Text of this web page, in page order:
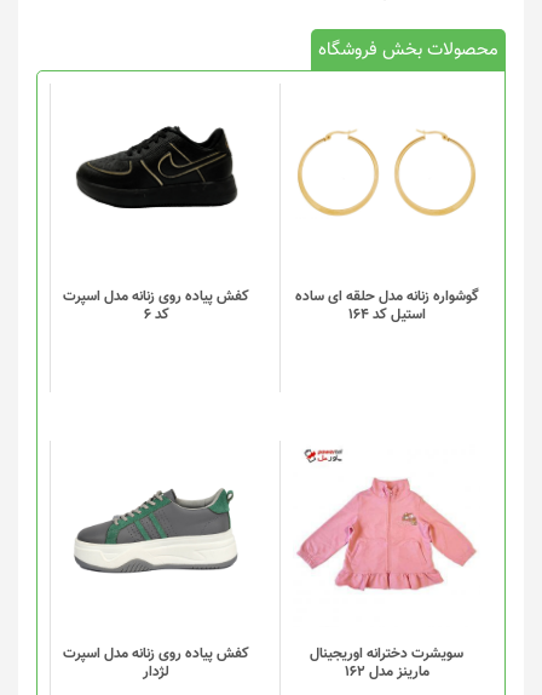
محصولات بخش فروشگاه
گوشواره زنانه مدل حلقه ای ساده
استیل کد 164
محصول
دارای
انواع
مختلفی
گزینه
ها
محصول
انتخاب
شوند
کفش پیاده روی زنانه مدل اسپرت
کد 6
سویشرت دخترانه اوریجینال
مارینز مدل 162
کفش پیاده روی زنانه مدل اسپرت
لژدار
محصول
دارای
انواع
مختلفی
گزینه
ها